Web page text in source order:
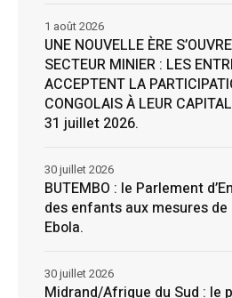
UNE NOUVELLE ÈRE
SECTEUR MINIER : LES
ACCEPTENT LA
CONGOLAIS À LEUR
31 juillet 2026.
1 août 2026
BUTEMBO : le Parlement
des enfants aux mesures
Ebola.
30 juillet 2026
Midrand/Afrique du Sud : le
30 juillet 2026